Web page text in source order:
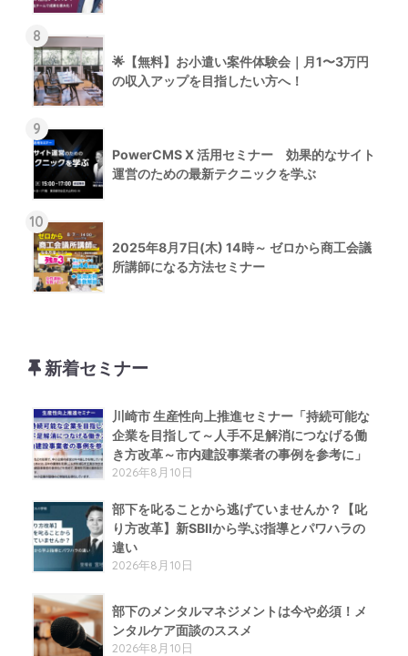
8
🌟【無料】お小遣い案件体験会｜月1〜3万円
の収入アップを目指したい方へ！
9
PowerCMS X 活用セミナー 効果的なサイト
運営のための最新テクニックを学ぶ
10
2025年8月7日(木) 14時～ ゼロから商工会議
所講師になる方法セミナー
新着セミナー
川崎市 生産性向上推進セミナー「持続可能な
企業を目指して～人手不足解消につなげる働
き方改革～市内建設事業者の事例を参考に」
2026年8月10日
部下を叱ることから逃げていませんか？【叱
り方改革】新SBIIから学ぶ指導とパワハラの
違い
2026年8月10日
部下のメンタルマネジメントは今や必須！メ
ンタルケア面談のススメ
2026年8月10日